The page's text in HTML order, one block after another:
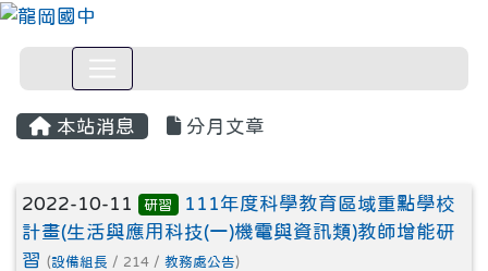
本站消息 分月文章
文章列表
2022-10-11 研習
111年度科學教育區域重點學校
計畫(生活與應用科技(一)機電與資訊類)教師增能研
習 (設備組長 / 214 / 教務處公告)